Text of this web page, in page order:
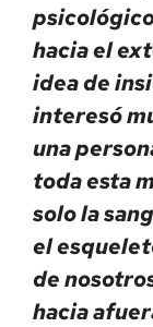
hacia el
idea de
interesó
una
toda esta
solo la
el
de
hacia